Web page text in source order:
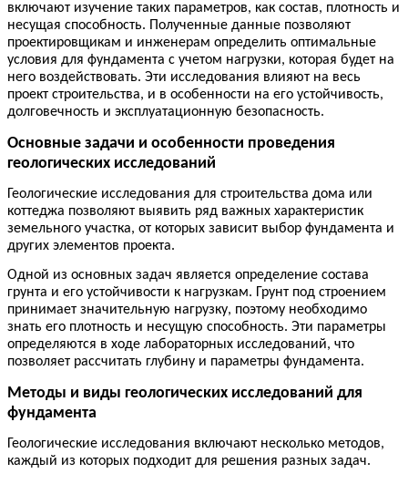
включают изучение таких параметров, как состав, плотность и
несущая способность. Полученные данные позволяют
проектировщикам и инженерам определить оптимальные
условия для фундамента с учетом нагрузки, которая будет на
него воздействовать. Эти исследования влияют на весь
проект строительства, и в особенности на его устойчивость,
долговечность и эксплуатационную безопасность.
Основные задачи и особенности проведения
геологических исследований
Геологические исследования для строительства дома или
коттеджа позволяют выявить ряд важных характеристик
земельного участка, от которых зависит выбор фундамента и
других элементов проекта.
Одной из основных задач является определение состава
грунта и его устойчивости к нагрузкам. Грунт под строением
принимает значительную нагрузку, поэтому необходимо
знать его плотность и несущую способность. Эти параметры
определяются в ходе лабораторных исследований, что
позволяет рассчитать глубину и параметры фундамента.
Методы и виды геологических исследований для
фундамента
Геологические исследования включают несколько методов,
каждый из которых подходит для решения разных задач.